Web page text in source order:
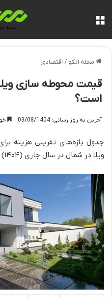
مجله انکو / اقتصادی
قیمت محوطه سازی
است؟
آخرین به روز رسانی: 03/08/1404
جدول بازه‌های تقریبی هزینه
ویلا در شمال در سال جاری (۱۴۰۴) به همراه عوامل تأثیرگذار: